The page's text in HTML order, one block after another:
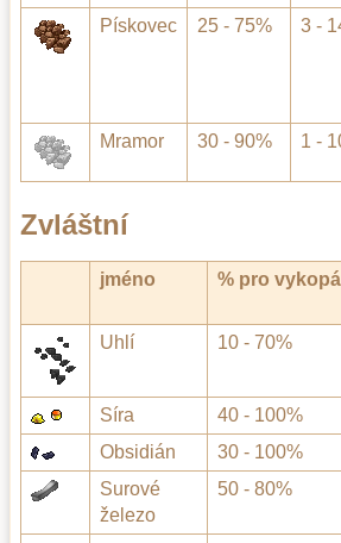
Pískovec
25 - 75% 3 -
Mramor
30 - 90% 1 -
Zvláštní
jméno % pro
Uhlí
10 - 70%
Síra 40 - 100%
Obsidián
30 - 100%
Surové
železo
50 - 80%